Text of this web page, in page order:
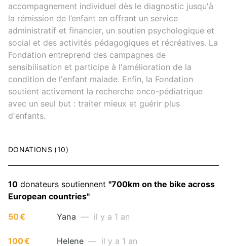
accompagnement individuel dès le diagnostic jusqu'à
la rémission de l’enfant en offrant un service
administratif et financier, un soutien psychologique et
social et des activités pédagogiques et récréatives. La
Fondation entreprend des campagnes de
sensibilisation et participe à l'amélioration de la
condition de l'enfant malade. Enfin, la Fondation
soutient activement la recherche onco-pédiatrique
avec un seul but : traiter mieux et guérir plus
d'enfants.
DONATIONS (10)
10 donateurs soutiennent "700km on the bike across
European countries"
50 €
Yana — il y a 1 an
100 € Helene — il y a 1 an